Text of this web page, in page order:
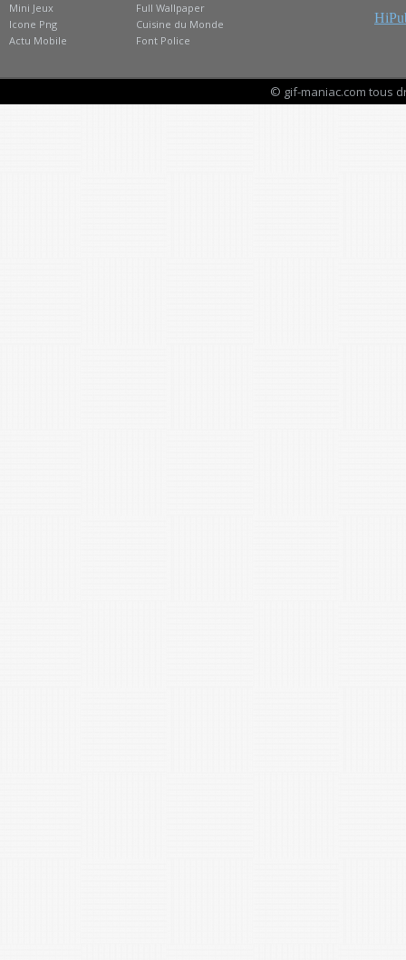
Mini Jeux
Icone Png
Actu Mobile
Full Wallpaper
Cuisine du Monde
Font Police
© gif-maniac.com tous